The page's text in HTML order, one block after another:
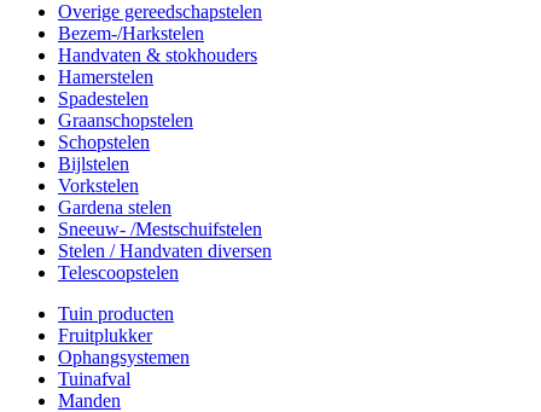
Overige gereedschapstelen
Bezem-/Harkstelen
Handvaten & stokhouders
Hamerstelen
Spadestelen
Graanschopstelen
Schopstelen
Bijlstelen
Vorkstelen
Gardena stelen
Sneeuw- /Mestschuifstelen
Stelen / Handvaten diversen
Telescoopstelen
Tuin producten
Fruitplukker
Ophangsystemen
Tuinafval
Manden